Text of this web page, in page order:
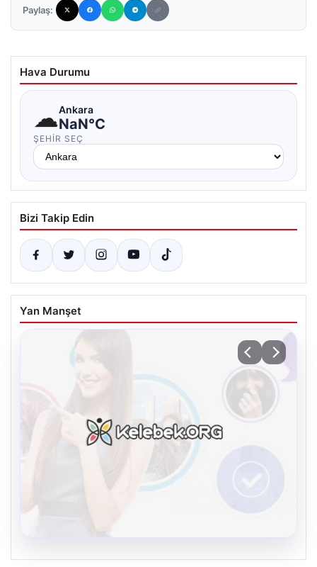
Paylaş:
Hava Durumu
☁Ankara
NaN°C
ŞEHIR SEÇ
Bizi Takip Edin
Yan Manşet